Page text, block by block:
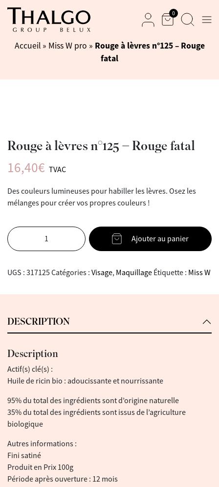
0
Accueil» Miss W pro » Rouge à lèvres n°125 – Rouge
fatal
Rouge à lèvres n°125 – Rouge fatal
16,40€ TVAC
Des couleurs lumineuses pour habiller les lèvres. Osez les
mélanges pour créer vos propres couleurs !
Ajouter au panier
UGS : 317125Catégories : Visage, Maquillage Étiquette : Miss W
DESCRIPTION
Description
Actif(s) clé(s) :
Huile de ricin bio : adoucissante et nourrissante
95% du total des ingrédients sont d’origine naturelle
35% du total des ingrédients sont issus de l’agriculture
biologique
Autres informations :
Fini satiné
Produit en Prix 100g
Période après ouverture : 12 mois